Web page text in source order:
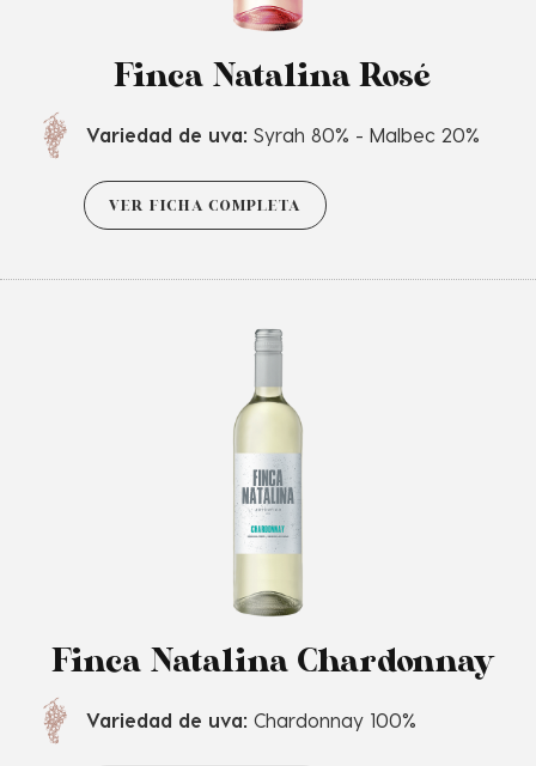
Finca Natalina Rosé
Variedad de uva: Syrah 80% - Malbec 20%
VER FICHA COMPLETA
Finca Natalina Chardonnay
Variedad de uva: Chardonnay 100%